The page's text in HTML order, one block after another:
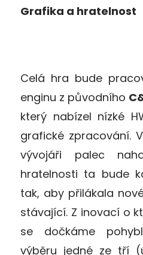
Grafika a hratelnost
Celá hra bude
enginu z původního
který nabízel nízké
grafické zpracování.
vývojáři palec
hratelnosti ta bude
tak, aby přilákala
stávající. Z inovací o
se dočkáme
výběru jedné ze tří